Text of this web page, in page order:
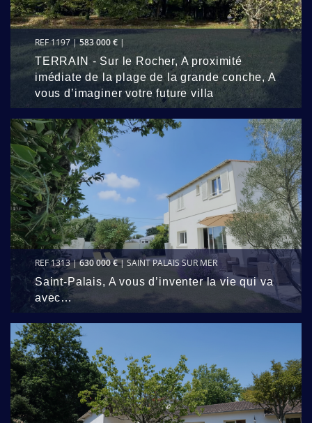
REF 1197 |583 000 € |
TERRAIN - Sur le Rocher, A proximité
imédiate de la plage de la grande conche, A
vous d’imaginer votre future villa
REF 1313 |630 000 €| SAINT PALAIS SUR MER
Saint-Palais, A vous d’inventer la vie qui va
avec…